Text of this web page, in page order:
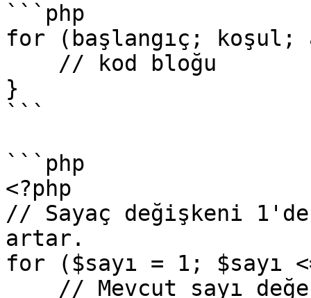
```php
for (başlangıç; koşul;
}
```
```php
<?php
// Sayaç değişkeni
artar.
for ($sayı = 1; $sayı